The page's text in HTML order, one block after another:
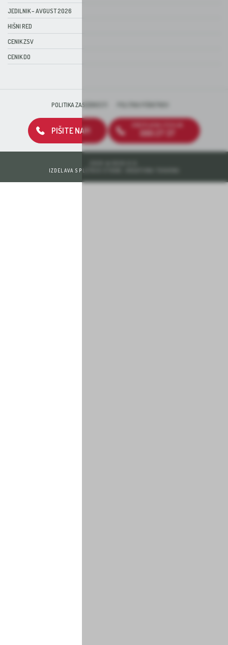
JEDILNIK – AVGUST 2026
HIŠNI RED
CENIK ZSV
CENIK DO
POLITIKA ZASEBNOSTI
PIŠITE NAM
IZDELAVA SPLETNIH STRANI: KREATIVNA TOVARNA